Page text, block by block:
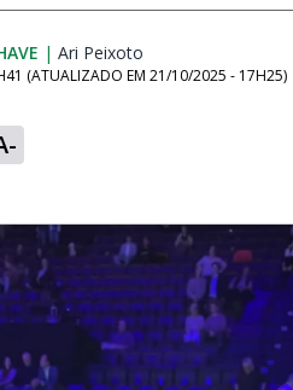
| Ari Peixoto
(ATUALIZADO EM 21/10/2025 - 17H25)